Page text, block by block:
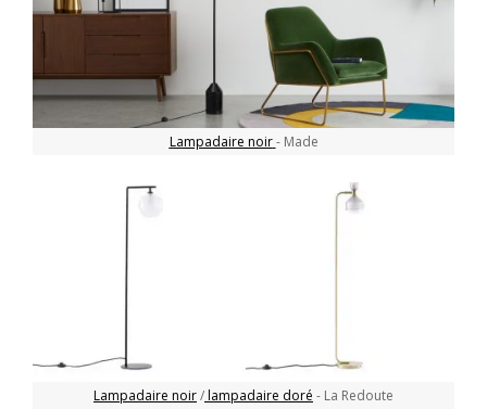
Lampadaire noir - Made
Lampadaire noir/lampadaire doré - La Redoute